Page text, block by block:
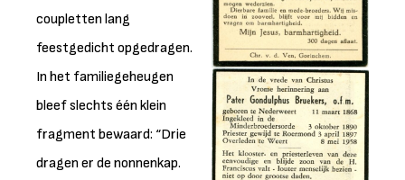
coupletten lang
feestgedicht opgedragen.
In het familiegeheugen
bleef slechts één klein
fragment bewaard: “Drie
dragen er de nonnenkap.